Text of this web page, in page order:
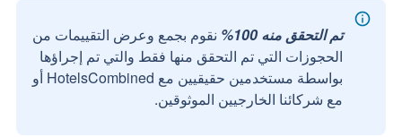
تم التحقق منه 100%
نقوم بجمع وعرض التقييمات من
الحجوزات التي تم التحقق منها فقط والتي تم إجراؤها
بواسطة مستخدمين حقيقيين مع HotelsCombined أو
مع شركائنا الخارجيين الموثوقين.